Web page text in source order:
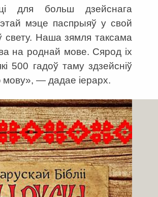
для больш дзейснага
мэце паспрыяў у свой
свету. Наша зямля таксама
на роднай мове. Сярод іх
500 гадоў таму здзейсніў
мову», — дадае іерарх.